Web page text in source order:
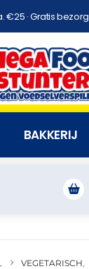
€25 · Gratis
BAKKERIJ
VEGETARISCH